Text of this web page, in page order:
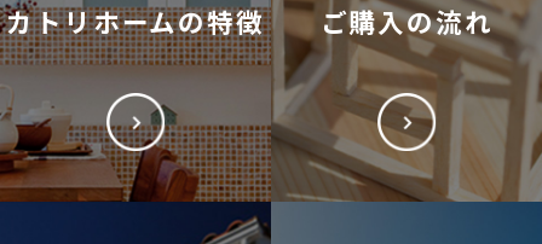
カトリホームの特徴 ご購入の流れ